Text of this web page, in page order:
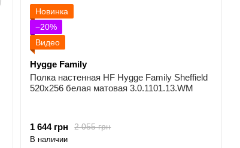
Новинка
−20%
Видео
Hygge Family
Полка настенная HF Hygge Family Sheffield
520х256 белая матовая 3.0.1101.13.WM
2 055 грн
1 644 грн
В наличии